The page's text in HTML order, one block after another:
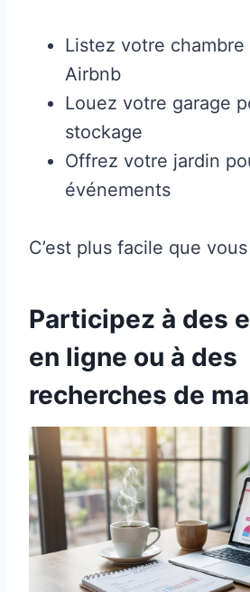
Listez votre chambre
Airbnb
Louez votre garage
stockage
Offrez votre jardin
événements
C’est plus facile que
Participez à des
en ligne ou à des
recherches de